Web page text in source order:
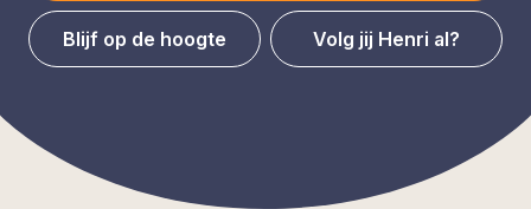
Blijf op de hoogte Volg jij Henri al?